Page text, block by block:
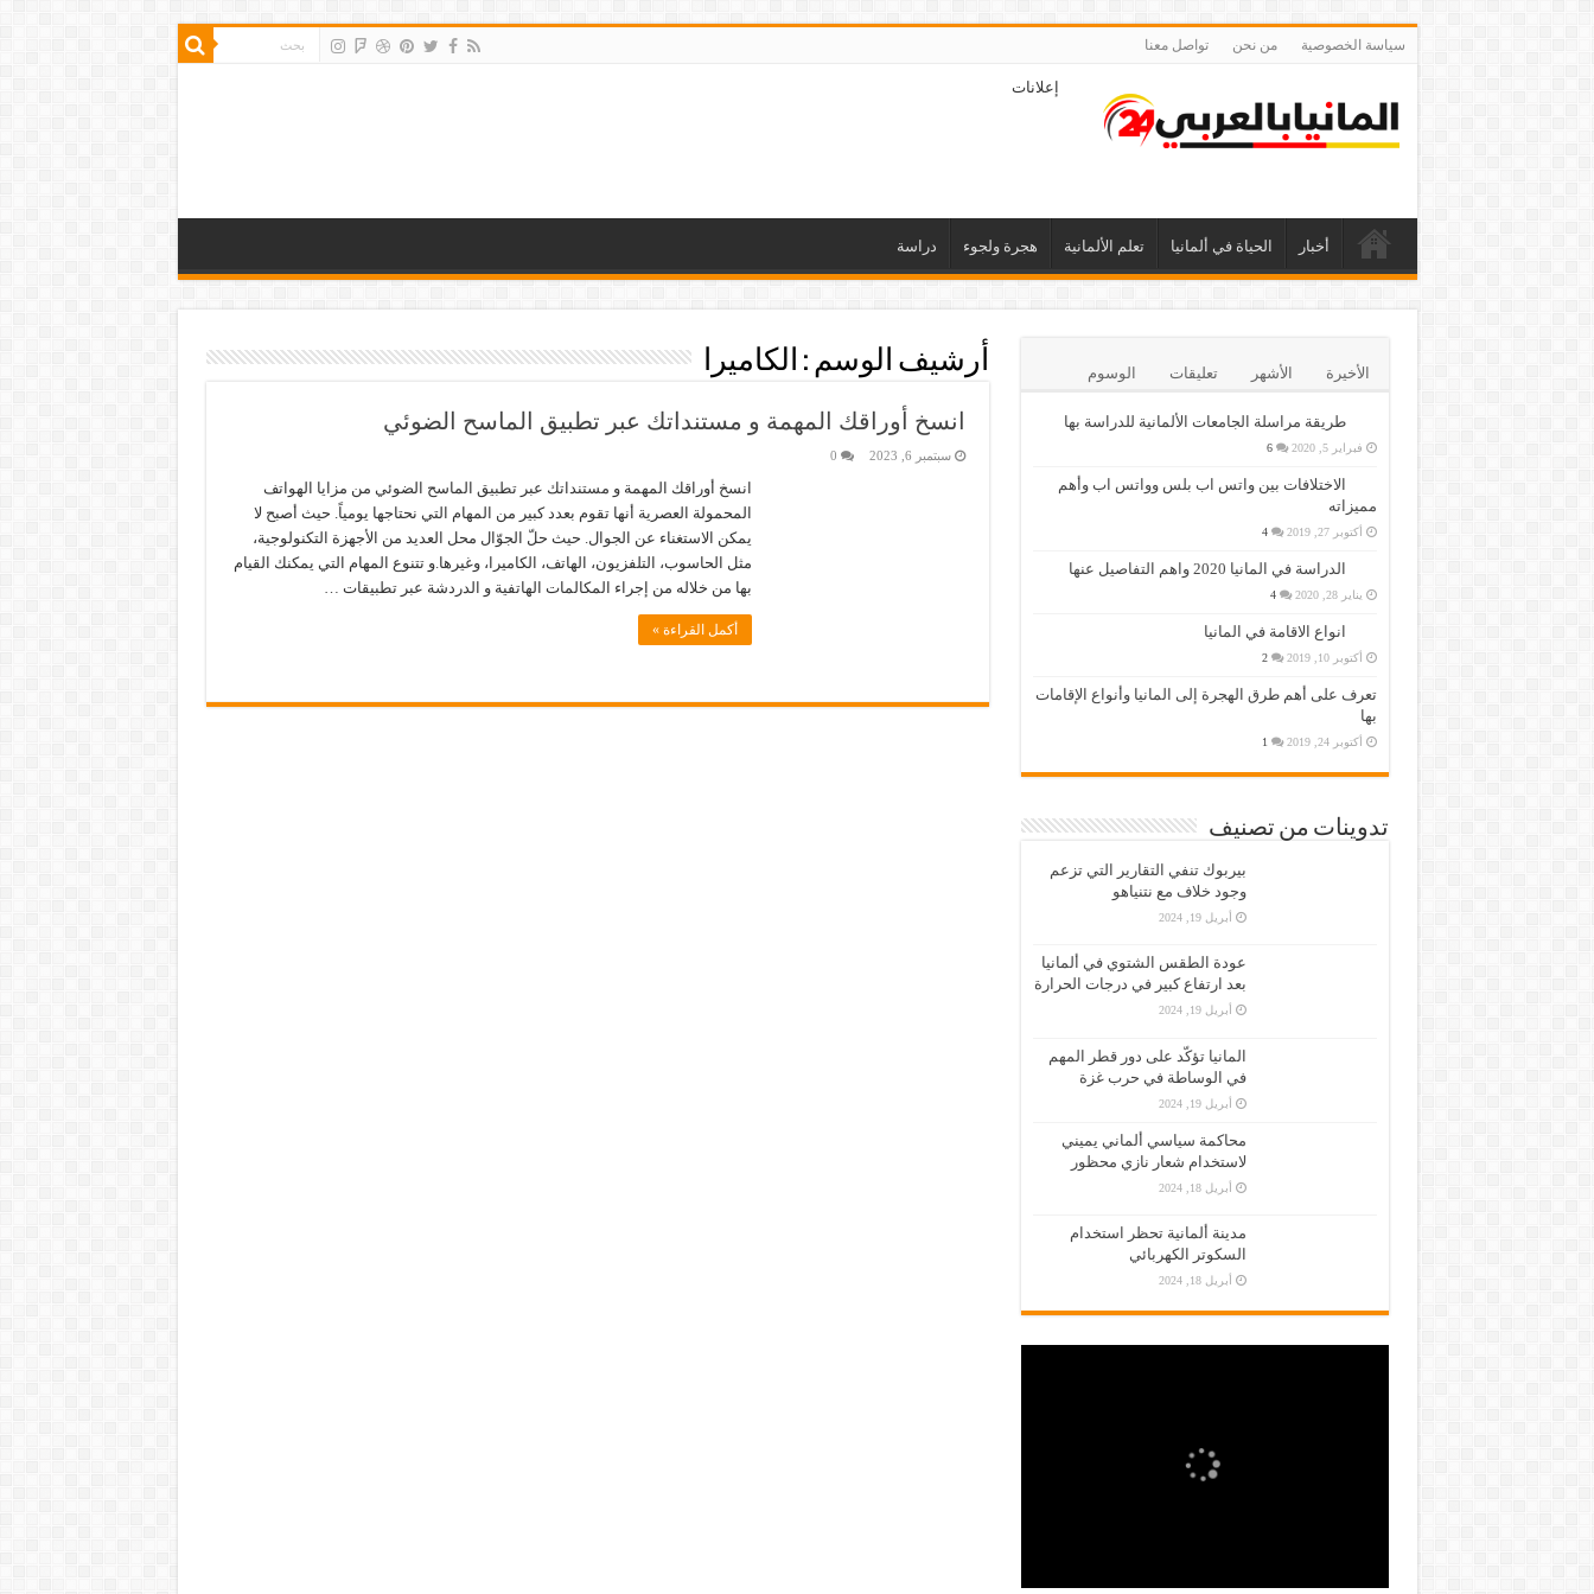
سياسة الخصوصية من نحن تواصل معنا
إعلانات
أخبار الحياة في ألمانيا تعلم الألمانية هجرة ولجوء دراسة
أرشيف الوسم : الكاميرا
انسخ أوراقك المهمة و مستنداتك عبر تطبيق الماسح الضوئي
سبتمبر 6, 2023 0
انسخ أوراقك المهمة و مستنداتك عبر تطبيق الماسح الضوئي من مزايا الهواتف
المحمولة العصرية أنها تقوم بعدد كبير من المهام التي نحتاجها يومياً. حيث أصبح لا
يمكن الاستغناء عن الجوال. حيث حلّ الجوّال محل العديد من الأجهزة التكنولوجية،
مثل الحاسوب، التلفزيون، الهاتف، الكاميرا، وغيرها.و تتنوع المهام التي يمكنك القيام
بها من خلاله من إجراء المكالمات الهاتفية و الدردشة عبر تطبيقات …
أكمل القراءة »
الأخيرة الأشهر تعليقات الوسوم
طريقة مراسلة الجامعات الألمانية للدراسة بها
فبراير 5, 2020 6
الاختلافات بين واتس اب بلس وواتس اب وأهم
مميزاته
أكتوبر 27, 2019 4
الدراسة في المانيا 2020 واهم التفاصيل عنها
يناير 28, 2020 4
انواع الاقامة في المانيا
أكتوبر 10, 2019 2
تعرف على أهم طرق الهجرة إلى المانيا وأنواع الإقامات
بها
أكتوبر 24, 2019 1
تدوينات من تصنيف
بيربوك تنفي التقارير التي تزعم
وجود خلاف مع نتنياهو
أبريل 19, 2024
عودة الطقس الشتوي في ألمانيا
بعد ارتفاع كبير في درجات الحرارة
أبريل 19, 2024
المانيا تؤكّد على دور قطر المهم
في الوساطة في حرب غزة
أبريل 19, 2024
محاكمة سياسي ألماني يميني
لاستخدام شعار نازي محظور
أبريل 18, 2024
مدينة ألمانية تحظر استخدام
السكوتر الكهربائي
أبريل 18, 2024